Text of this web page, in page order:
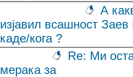
А
изјавил всашност Заев
каде/кога ?
Re: Ми
мерака за